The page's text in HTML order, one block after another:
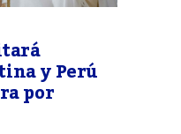
y Perú
por